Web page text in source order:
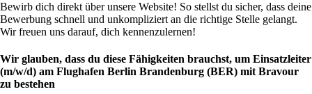
Bewirb dich direkt über unsere Website! So stellst du sicher, dass deine
Bewerbung schnell und unkompliziert an die richtige Stelle gelangt.
Wir freuen uns darauf, dich kennenzulernen!
Wir glauben, dass du diese Fähigkeiten brauchst, um Einsatzleiter
(m/w/d) am Flughafen Berlin Brandenburg (BER) mit Bravour
zu bestehen